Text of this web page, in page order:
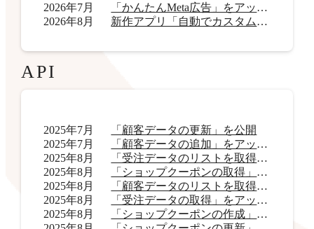
2026年7月
「かんたんMeta広告」をアップデート
2026年8月
新作アプリ「自動でカスタムラベル君」リリース
API
2025年7月
「顧客データの更新」を公開
2025年7月
「顧客データの追加」をアップデート
2025年8月
「受注データのリストを取得」をアップデート
2025年8月
「ショップクーポンの取得」をアップデート
2025年8月
「顧客データのリストを取得」をアップデート
2025年8月
「受注データの取得」をアップデート
2025年8月
「ショップクーポンの作成」を公開